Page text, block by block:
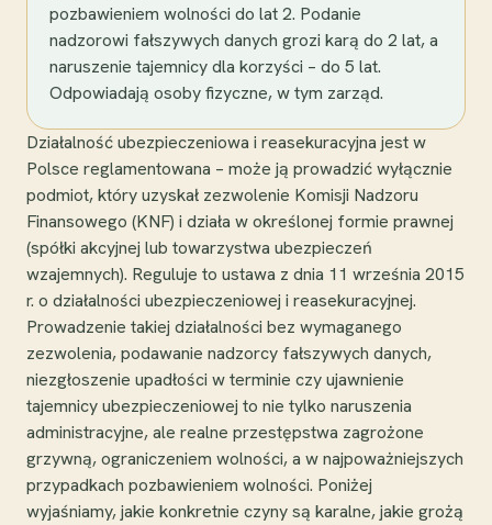
pozbawieniem wolności do lat 2. Podanie
nadzorowi fałszywych danych grozi karą do 2 lat, a
naruszenie tajemnicy dla korzyści – do 5 lat.
Odpowiadają osoby fizyczne, w tym zarząd.
Działalność ubezpieczeniowa i reasekuracyjna jest w
Polsce reglamentowana – może ją prowadzić wyłącznie
podmiot, który uzyskał zezwolenie Komisji Nadzoru
Finansowego (KNF) i działa w określonej formie prawnej
(spółki akcyjnej lub towarzystwa ubezpieczeń
wzajemnych). Reguluje to ustawa z dnia 11 września 2015
r. o działalności ubezpieczeniowej i reasekuracyjnej.
Prowadzenie takiej działalności bez wymaganego
zezwolenia, podawanie nadzorcy fałszywych danych,
niezgłoszenie upadłości w terminie czy ujawnienie
tajemnicy ubezpieczeniowej to nie tylko naruszenia
administracyjne, ale realne przestępstwa zagrożone
grzywną, ograniczeniem wolności, a w najpoważniejszych
przypadkach pozbawieniem wolności. Poniżej
wyjaśniamy, jakie konkretnie czyny są karalne, jakie grożą